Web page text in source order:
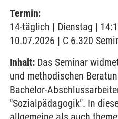
Termin:
14-täglich | Dienstag |
10.07.2026 | C 6.320
Inhalt: Das Seminar
und methodischen
Bachelor-
"Sozialpädagogik". In